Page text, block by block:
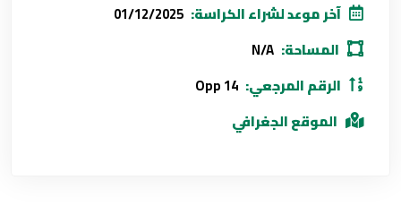
آخر موعد لشراء الكراسة:
المساحة:
الرقم المرجعي:
الموقع الجغرافي